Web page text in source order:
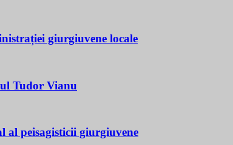
giurgiuvene locale
Tudor Vianu
al peisagisticii giurgiuvene